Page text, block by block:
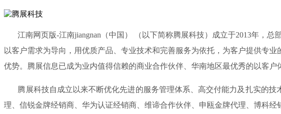
江南网页版-江南jiangnan（中国） （以下简称腾展科技）成立于2013年，总
以客户需求为导向，用优质产品、专业技术和完善服务为依托，为客户提供专
优势。腾展信息已成为业内值得信赖的商业合作伙伴、华南地区最优秀的以客户
腾展科技自成立以来不断优化先进的服务管理体系、高交付能力及扎实的技
理、信锐金牌经销商、华为认证经销商、维谛合作伙伴、申瓯金牌代理、博科经